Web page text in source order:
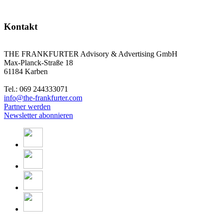
Kontakt
THE FRANKFURTER Advisory & Advertising GmbH
Max-Planck-Straße 18
61184 Karben
Tel.: 069 244333071
info@the-frankfurter.com
Partner werden
Newsletter abonnieren